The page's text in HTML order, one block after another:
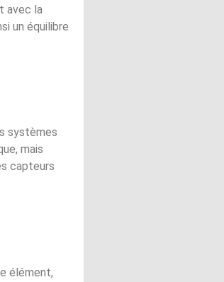
avec la
un équilibre
systèmes
mais
capteurs
élément,